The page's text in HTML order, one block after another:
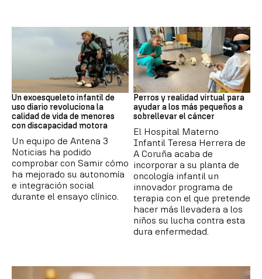
DISCAPACIDAD
Un exoesqueleto infantil de
uso diario revoluciona la
calidad de vida de menores
con discapacidad motora
Un equipo de Antena 3
Noticias ha podido
comprobar con Samir cómo
ha mejorado su autonomía
e integración social
durante el ensayo clínico.
Galicia
Perros y realidad virtual para
ayudar a los más pequeños a
sobrellevar el cáncer
El Hospital Materno
Infantil Teresa Herrera de
A Coruña acaba de
incorporar a su planta de
oncología infantil un
innovador programa de
terapia con el que pretende
hacer más llevadera a los
niños su lucha contra esta
dura enfermedad.